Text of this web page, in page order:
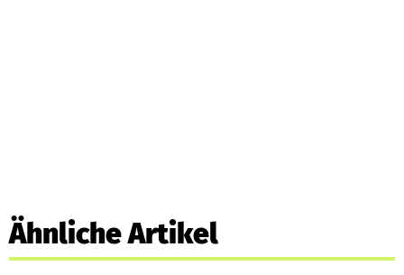
Ähnliche Artikel